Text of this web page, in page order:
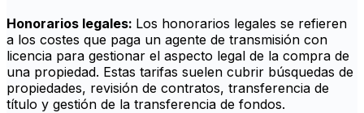
Honorarios legales: Los honorarios legales se refieren
a los costes que paga un agente de transmisión con
licencia para gestionar el aspecto legal de la compra de
una propiedad. Estas tarifas suelen cubrir búsquedas de
propiedades, revisión de contratos, transferencia de
título y gestión de la transferencia de fondos.